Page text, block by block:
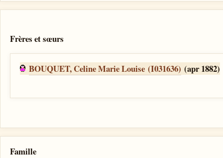
Frères et sœurs
BOUQUET, Celine Marie Louise (I031636) (apr 1882)
Famille